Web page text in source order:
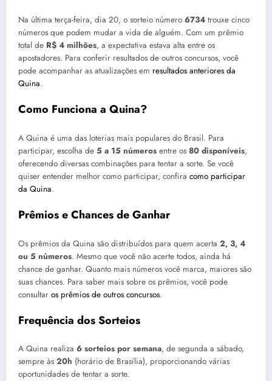
Na última terça-feira, dia 20, o sorteio número 6734 trouxe cinco
números que podem mudar a vida de alguém. Com um prêmio
total de R$ 4 milhões, a expectativa estava alta entre os
apostadores. Para conferir resultados de outros concursos, você
pode acompanhar as atualizações em resultados anteriores da
Quina.
Como Funciona a Quina?
A Quina é uma das loterias mais populares do Brasil. Para
participar, escolha de 5 a 15 números entre os 80 disponíveis,
oferecendo diversas combinações para tentar a sorte. Se você
quiser entender melhor como participar, confira como participar
da Quina.
Prêmios e Chances de Ganhar
Os prêmios da Quina são distribuídos para quem acerta 2, 3, 4
ou 5 números. Mesmo que você não acerte todos, ainda há
chance de ganhar. Quanto mais números você marca, maiores são
suas chances. Para saber mais sobre os prêmios, você pode
consultar os prêmios de outros concursos.
Frequência dos Sorteios
A Quina realiza 6 sorteios por semana, de segunda a sábado,
sempre às 20h (horário de Brasília), proporcionando várias
oportunidades de tentar a sorte.